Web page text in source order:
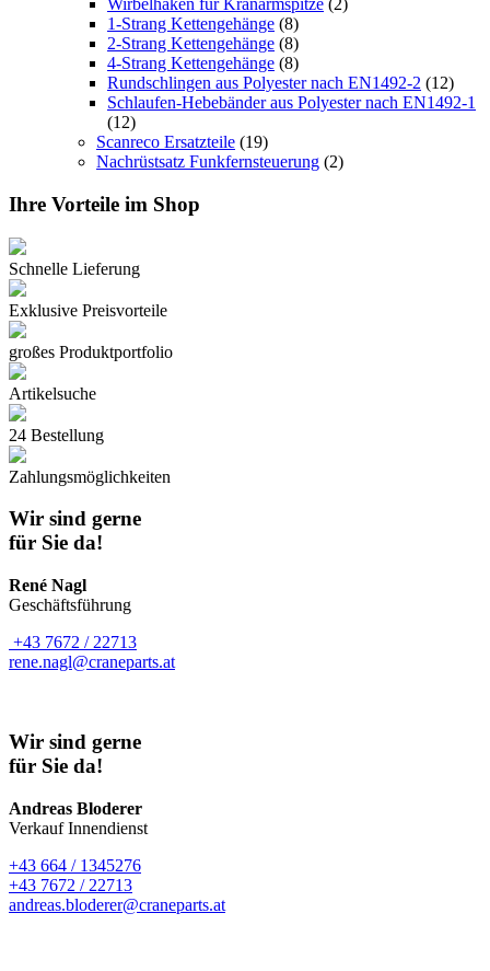
Wirbelhaken für Kranarmspitze (2)
1-Strang Kettengehänge (8)
2-Strang Kettengehänge (8)
4-Strang Kettengehänge (8)
Rundschlingen aus Polyester nach EN1492-2 (12)
Schlaufen-Hebebänder aus Polyester nach EN1492-1
(12)
Scanreco Ersatzteile (19)
Nachrüstsatz Funkfernsteuerung (2)
Ihre Vorteile im Shop
Schnelle Lieferung
Exklusive Preisvorteile
großes Produktportfolio
Artikelsuche
24 Bestellung
Zahlungsmöglichkeiten
Wir sind gerne
für Sie da!
René Nagl
Geschäftsführung
+43 7672 / 22713
rene.nagl@craneparts.at
Wir sind gerne
für Sie da!
Andreas Bloderer
Verkauf Innendienst
+43 664 / 1345276
+43 7672 / 22713
andreas.bloderer@craneparts.at